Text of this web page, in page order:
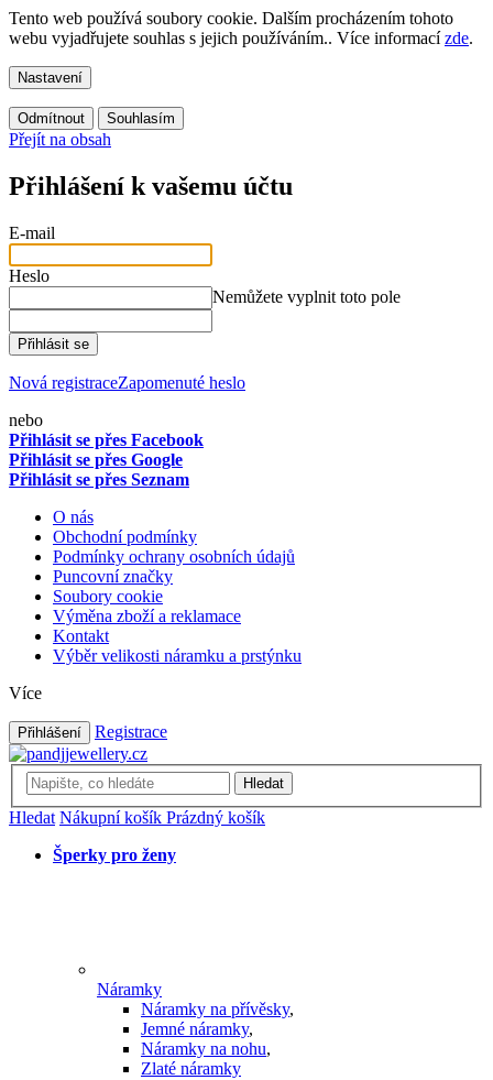
Tento web používá soubory cookie. Dalším procházením tohoto
webu vyjadřujete souhlas s jejich používáním.. Více informacízde.
Nastavení
Odmítnout Souhlasím
Přejít na obsah
Přihlášení k vašemu účtu
E-mail
Heslo
Nemůžete vyplnit toto pole
Přihlásit se
Nová registraceZapomenuté heslo
nebo
Přihlásit se přes Facebook
Přihlásit se přes Google
Přihlásit se přes Seznam
O nás
Obchodní podmínky
Podmínky ochrany osobních údajů
Puncovní značky
Soubory cookie
Výměna zboží a reklamace
Kontakt
Výběr velikosti náramku a prstýnku
Více
Přihlášení Registrace
Hledat
Hledat Nákupní košík Prázdný košík
Šperky pro ženy
Náramky
Náramky na přívěsky,
Jemné náramky,
Náramky na nohu,
Zlaté náramky